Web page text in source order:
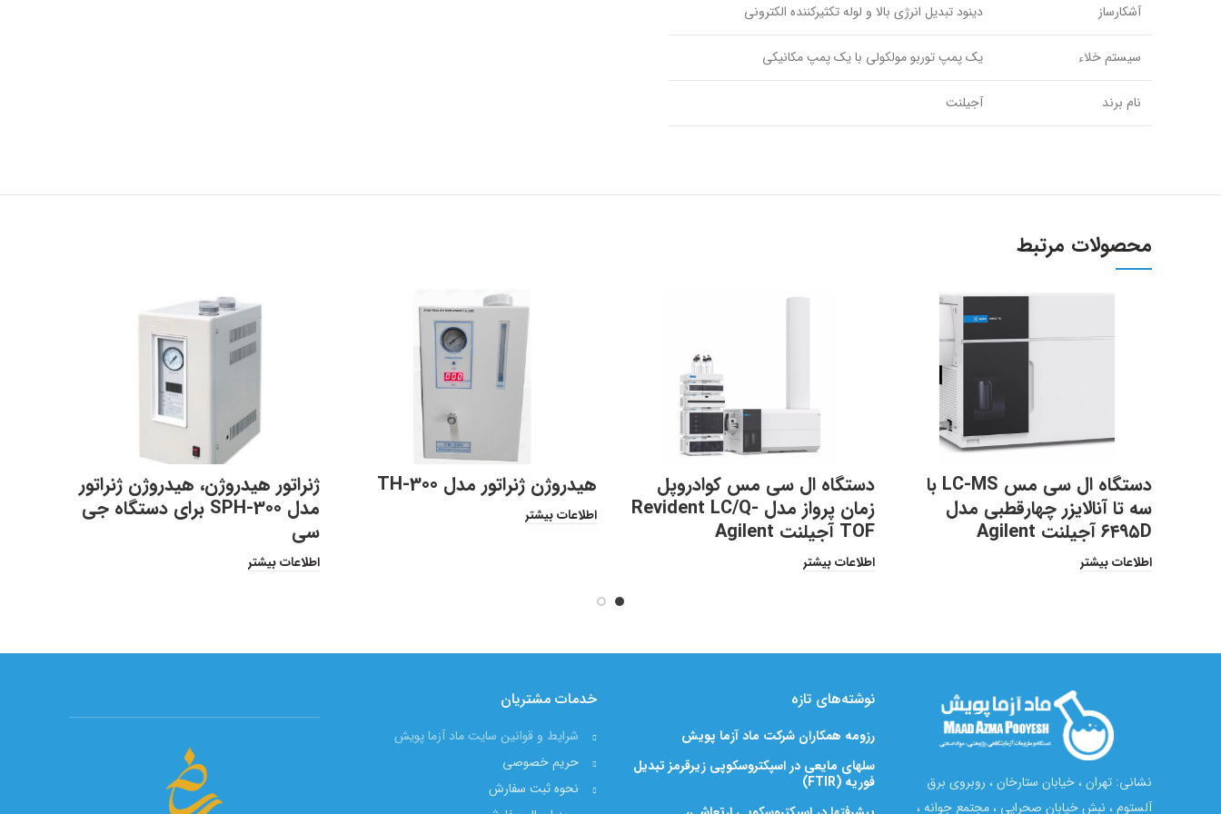
آشکارساز دینود تبدیل انرژی بالا و لوله تکثیرکننده الکترونی
سیستم خلاء یک پمپ توربو مولکولی با یک پمپ مکانیکی
نام برند آجیلنت
محصولات مرتبط
دستگاه ال سی مس LC-MS با
سه تا آنالایزر چهارقطبی مدل
۶۴۹۵D آجیلنت Agilent
اطلاعات بیشتر
دستگاه ال سی مس کوادروپل
زمان پرواز مدل Revident LC/Q-
TOF آجیلنت Agilent
اطلاعات بیشتر
هیدروژن ژنراتور مدل TH-300
اطلاعات بیشتر
ژنراتور هیدروژن، هیدروژن ژنراتور
مدل SPH-300 برای دستگاه جی
سی
اطلاعات بیشتر
نشانی: تهران ، خیابان ستارخان ، روبروی برق
آلستوم ، نبش خیابان صحرایی ، مجتمع جوانه ،
نوشته‌های تازه
رزومه همکاران شرکت ماد آزما پویش
سلهای مایعی در اسپکتروسکوپی زیرقرمز تبدیل
فوریه (FTIR)
خدمات مشتریان
شرایط و قوانین سایت ماد آزما پویش
حریم خصوصی
نحوه ثبت سفارش